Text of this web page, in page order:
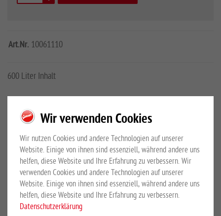
Art.Nr. 10061110
600 Liter Inhalt
Sicherheitshinweise
PRODUKTBESCHREIBUNG
600 Liter Inhalt
Aus hochwertigem, UV-stabilen Kunststoff, nach innen
Wir verwenden Cookies
Wir nutzen Cookies und andere Technologien auf unserer
Website. Einige von ihnen sind essenziell, während andere uns
helfen, diese Website und Ihre Erfahrung zu verbessern. Wir
verwenden Cookies und andere Technologien auf unserer
Website. Einige von ihnen sind essenziell, während andere uns
helfen, diese Website und Ihre Erfahrung zu verbessern.
Datenschutzerklärung